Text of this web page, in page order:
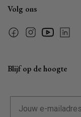
Volg ons
FacebookInstagramYouTubeLinkedin
Blijf op de hoogte